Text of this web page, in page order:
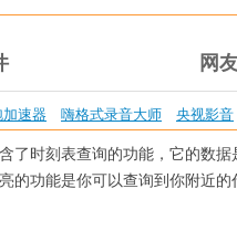
网
加速器 嗨格式录音大师 央视影音
了时刻表查询的功能，它的数
的功能是你可以查询到你附近